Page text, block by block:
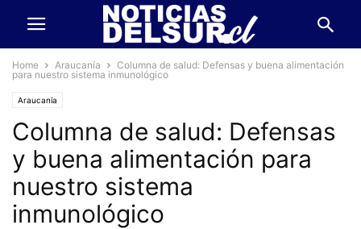
Home Araucanía
Columna de salud: Defensas y buena alimentación
para nuestro sistema inmunológico
Araucanía
Columna de salud: Defensas
y buena alimentación para
nuestro sistema
inmunológico